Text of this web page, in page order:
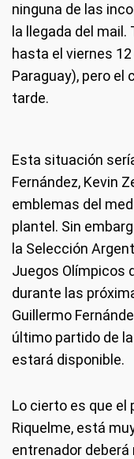
ninguna de las
la llegada del
hasta el viernes
Paraguay), pero el
tarde.
Esta situación
Fernández, Kevin
emblemas del
plantel. Sin
la Selección
Juegos Olímpicos
durante las
Guillermo
último partido de
estará disponible.
Lo cierto es que el
Riquelme, está
entrenador